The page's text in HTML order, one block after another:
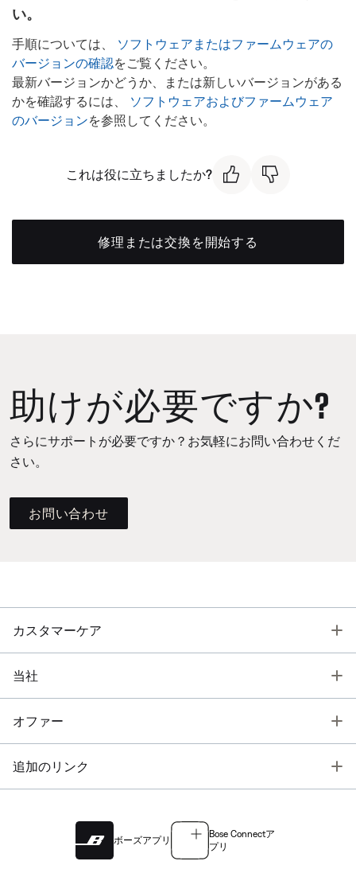
い。
手順については、
ソフトウェアまたはファームウェアの
バージョンの確認をご覧ください。
最新バージョンかどうか、または新しいバージョンがある
かを確認するには、
ソフトウェアおよびファームウェア
のバージョンを参照してください。
これは役に立ちましたか?
修理または交換を開始する
助けが必要ですか?
さらにサポートが必要ですか？お気軽にお問い合わせくだ
さい。
お問い合わせ
カスタマーケア
当社
オファー
追加のリンク
ボーズアプリ
Bose Connectア
プリ